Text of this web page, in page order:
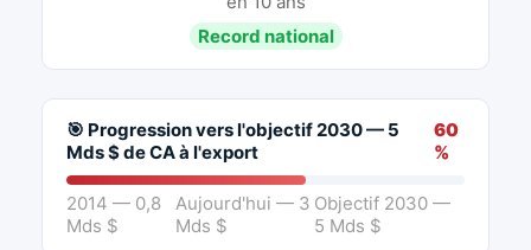
Record national
🎯 Progression vers l'objectif 2030 — 5
Mds $ de CA à l'export
60
%
2014 — 0,8
Mds $
Aujourd'hui — 3
Mds $
Objectif 2030 —
5 Mds $